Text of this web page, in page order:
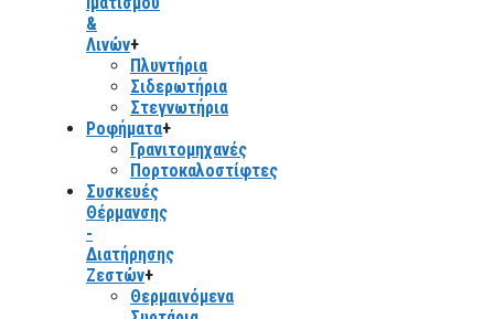
&
Λινών+
Πλυντήρια
Σιδερωτήρια
Στεγνωτήρια
Ροφήματα+
Γρανιτομηχανές
Πορτοκαλοστίφτες
Συσκευές
Θέρμανσης
-
Διατήρησης
Ζεστών+
Θερμαινόμενα